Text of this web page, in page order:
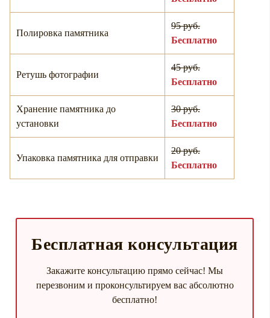
Полировка памятника
95 руб.
Бесплатно
Ретушь фотографии
45 руб.
Бесплатно
Хранение памятника до
установки
30 руб.
Бесплатно
Упаковка памятника для отправки
20 руб.
Бесплатно
Бесплатная консультация
Закажите консультацию прямо сейчас! Мы
перезвоним и проконсультируем вас абсолютно
бесплатно!